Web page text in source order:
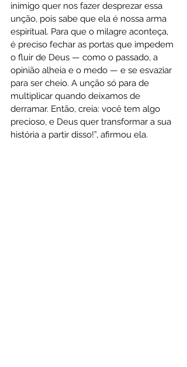
inimigo quer nos fazer desprezar essa
unção, pois sabe que ela é nossa arma
espiritual. Para que o milagre aconteça,
é preciso fechar as portas que impedem
o fluir de Deus — como o passado, a
opinião alheia e o medo — e se esvaziar
para ser cheio. A unção só para de
multiplicar quando deixamos de
derramar. Então, creia: você tem algo
precioso, e Deus quer transformar a sua
história a partir disso!”, afirmou ela.